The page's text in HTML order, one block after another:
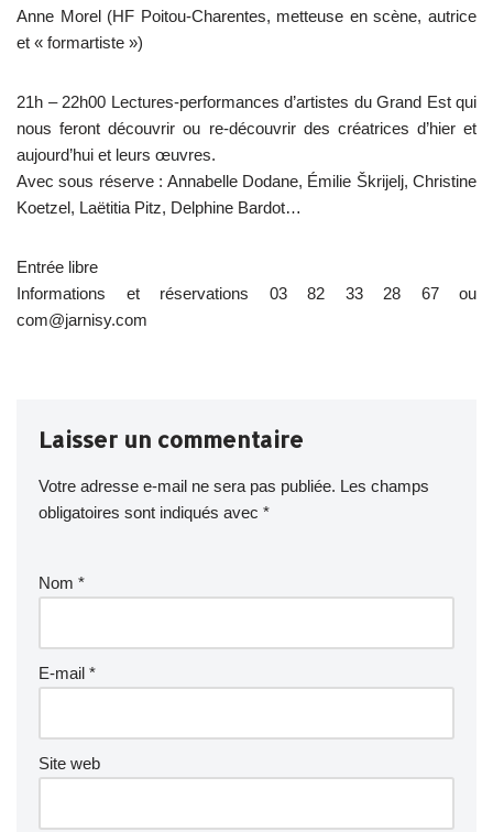
Anne Morel (HF Poitou-Charentes, metteuse en scène, autrice
et « formartiste »)
21h – 22h00 Lectures-performances d’artistes du Grand Est qui
nous feront découvrir ou re-découvrir des créatrices d’hier et
aujourd’hui et leurs œuvres.
Avec sous réserve : Annabelle Dodane, Émilie Škrijelj, Christine
Koetzel, Laëtitia Pitz, Delphine Bardot…
Entrée libre
Informations et réservations 03 82 33 28 67 ou
com@jarnisy.com
Laisser un commentaire
Votre adresse e-mail ne sera pas publiée. Les champs
obligatoires sont indiqués avec *
Nom *
E-mail *
Site web